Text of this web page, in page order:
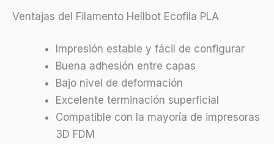
Ventajas del Filamento Hellbot Ecofila PLA
Impresión estable y fácil de configurar
Buena adhesión entre capas
Bajo nivel de deformación
Excelente terminación superficial
Compatible con la mayoría de impresoras
3D FDM